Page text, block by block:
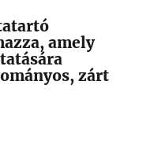
amely
zárt